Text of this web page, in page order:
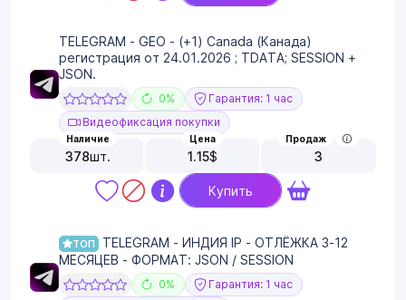
TELEGRAM - GEO - (+1) Canada (Канада)
регистрация от 24.01.2026 ; TDATA; SESSION +
JSON.
0%
Гарантия: 1 час
Видеофиксация покупки
Наличие
378шт.
Цена
1.15$
Продаж
3
Купить
ТОП
TELEGRAM - ИНДИЯ IP - ОТЛЁЖКА 3-12
МЕСЯЦЕВ - ФОРМАТ: JSON / SESSION
0%
Гарантия: 1 час